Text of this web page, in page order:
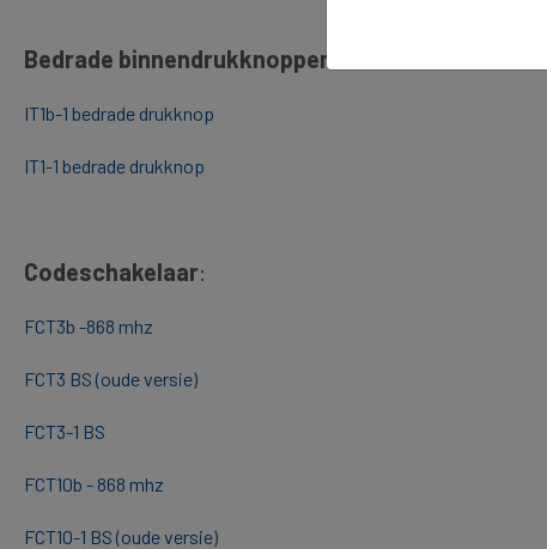
Bedrade binnendrukknoppen:
IT1b-1 bedrade drukknop
IT1-1 bedrade drukknop
Codeschakelaar:
FCT3b -868 mhz
FCT3 BS (oude versie)
FCT3-1 BS
FCT10b - 868 mhz
FCT10-1 BS (oude versie)